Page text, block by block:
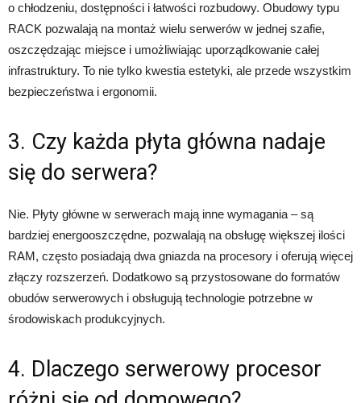
o chłodzeniu, dostępności i łatwości rozbudowy. Obudowy typu
RACK pozwalają na montaż wielu serwerów w jednej szafie,
oszczędzając miejsce i umożliwiając uporządkowanie całej
infrastruktury. To nie tylko kwestia estetyki, ale przede wszystkim
bezpieczeństwa i ergonomii.
3. Czy każda płyta główna nadaje
się do serwera?
Nie. Płyty główne w serwerach mają inne wymagania – są
bardziej energooszczędne, pozwalają na obsługę większej ilości
RAM, często posiadają dwa gniazda na procesory i oferują więcej
złączy rozszerzeń. Dodatkowo są przystosowane do formatów
obudów serwerowych i obsługują technologie potrzebne w
środowiskach produkcyjnych.
4. Dlaczego serwerowy procesor